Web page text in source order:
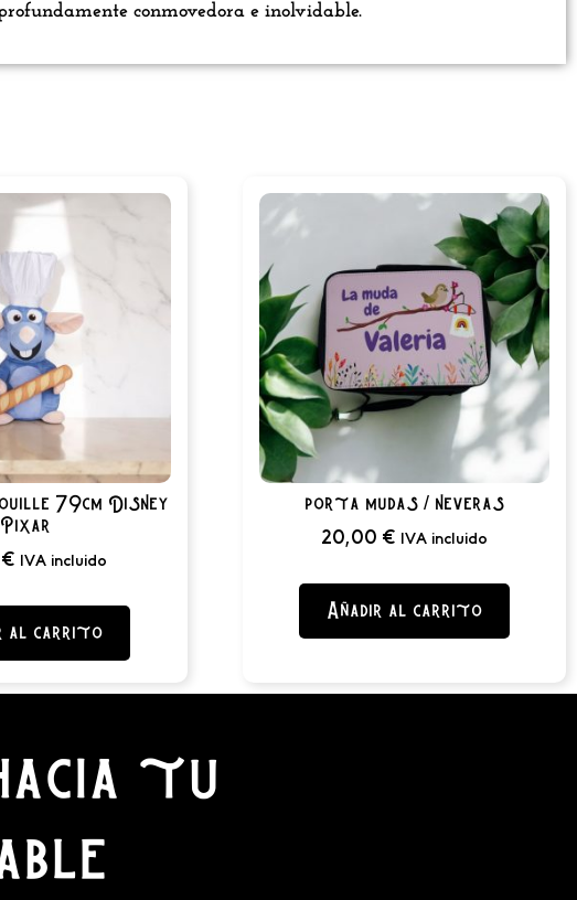
conmovedora e inolvidable.
79cm Disney
Pixar
€ IVA incluido
al carrito
porta mudas / neveras
20,00 € IVA incluido
Añadir al carrito
tu